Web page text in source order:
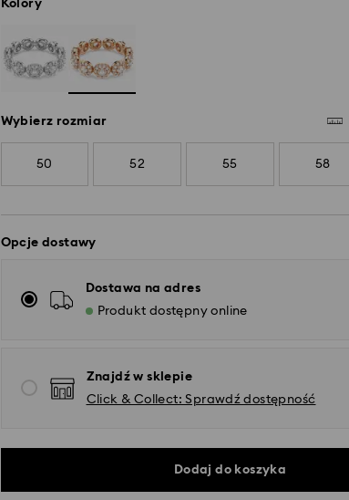
Kolory
Wybierz rozmiar
50 52 55 58
Opcje dostawy
Dostawa na adres
Produkt dostępny online
Znajdź w sklepie
Click & Collect: Sprawdź dostępność
Dodaj do koszyka